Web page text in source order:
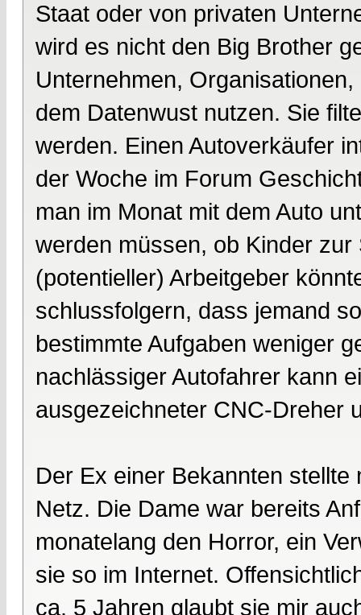
Staat oder von privaten
wird es nicht den Big Brother
Unternehmen,
dem Datenwust nutzen. Sie
werden. Einen Autoverkäufer
der Woche im Forum
man im Monat mit dem Auto
werden müssen, ob Kinder
(potentieller) Arbeitgeber
schlussfolgern, dass jemand
bestimmte Aufgaben weniger
nachlässiger Autofahrer kann
ausgezeichneter CNC-Dreher
Der Ex einer Bekannten
Netz. Die Dame war bereits
monatelang den Horror, ein
sie so im Internet.
ca. 5 Jahren glaubt sie mir